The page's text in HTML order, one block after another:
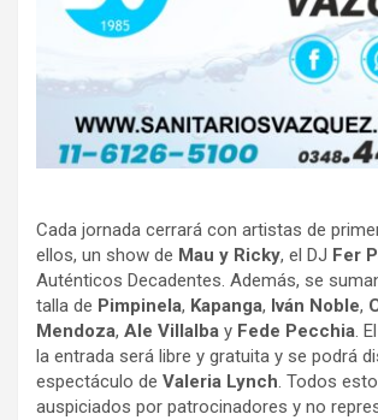
Cada jornada cerrará con artistas de
ellos, un show de Mau y Ricky, el DJ Fer
Auténticos Decadentes. Además, se
talla de Pimpinela, Kapanga, Iván Noble,
Mendoza, Ale Villalba y Fede Pecchia.
la entrada será libre y gratuita y se podrá
espectáculo de Valeria Lynch. Todos
auspiciados por patrocinadores y no